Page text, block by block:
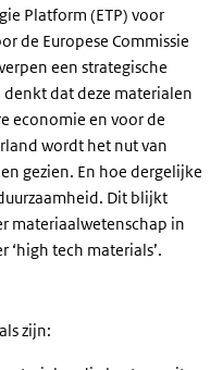
Platform (ETP) voor
de Europese Commissie
een strategische
dat deze materialen
economie en voor de
wordt het nut van
gezien. En hoe dergelijke
Dit blijkt
link)
materiaalwetenschap in
link)
‘high tech materials’.
zijn: